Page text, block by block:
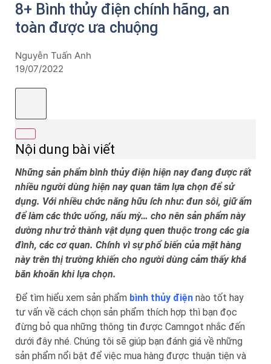
8+ Bình thủy điện chính hãng, an
toàn được ưa chuộng
Nguyễn Tuấn Anh
19/07/2022
Nội dung bài viết
Những sản phẩm bình thủy điện hiện nay đang được rất
nhiều người dùng hiện nay quan tâm lựa chọn để sử
dụng. Với nhiều chức năng hữu ích như: đun sôi, giữ ấm
để làm các thức uống, nấu mỳ… cho nên sản phẩm này
dường như trở thành vật dụng quen thuộc trong các gia
đình, các cơ quan. Chính vì sự phổ biến của mặt hàng
này trên thị trường khiến cho người dùng cảm thấy khá
băn khoăn khi lựa chọn.
Để tìm hiểu xem sản phẩm bình thủy điện nào tốt hay
tư vấn về cách chọn sản phẩm thích hợp thì bạn đọc
đừng bỏ qua những thông tin được Camngot nhắc đến
dưới đây nhé. Chúng tôi sẽ giúp bạn đánh giá về những
sản phẩm nổi bật để việc mua hàng được thuận tiện và